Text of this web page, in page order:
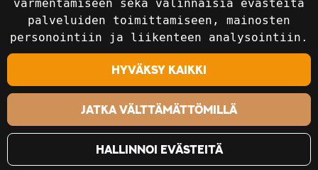
varmentamiseen sekä valinnaisia evästeitä
palveluiden toimittamiseen, mainosten
personointiin ja liikenteen analysointiin.
Hyväksy kaikki
Jatka välttämättömillä
Hallinnoi evästeitä
Seuraa sosiaalisessa mediassa